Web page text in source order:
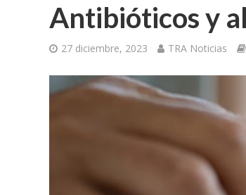
Antibióticos y
27 diciembre, 2023 TRA Noticias